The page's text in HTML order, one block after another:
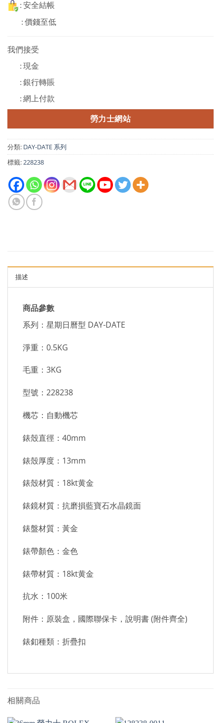
: 安全結帳
: 價錢至低
我們接受
: 現金
: 銀行轉賬
: 網上付款
勞力士網站
分類: DAY-DATE 系列
標籤:228238
描述
商品參數
系列：星期日曆型 DAY-DATE
淨重：0.5KG
毛重：3KG
型號：228238
機芯：自動機芯
錶殼直徑：40mm
錶殼厚度：13mm
錶殼材質：18kt黄金
錶鏡材質：抗磨損藍寶石水晶鏡面
錶盤材質：黃金
錶帶顏色：金色
錶帶材質：18kt黄金
抗水：100米
附件：原裝盒，國際聯保卡，說明書 (附件齊全)
錶釦種類：折疊扣
相關商品